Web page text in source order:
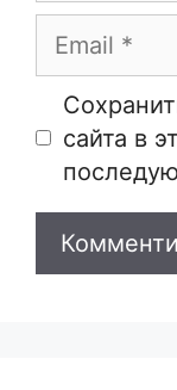
Email
Сайт
сайта в